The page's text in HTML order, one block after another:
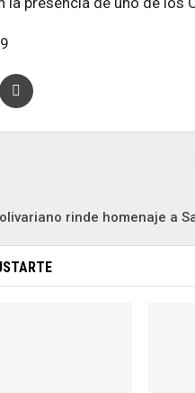
rinde homenaje a